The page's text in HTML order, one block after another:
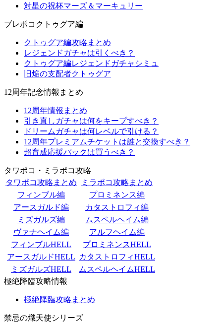
対星の祝杯マーズ＆マーキュリー
ブレポコクトゥグア編
クトゥグア編攻略まとめ
レジェンドガチャは引くべき？
クトゥグア編レジェンドガチャシミュ
旧焔の支配者クトゥグア
12周年記念情報まとめ
12周年情報まとめ
引き直しガチャは何をキープすべき？
ドリームガチャは何レベルで引ける？
12周年プレミアムチケットは誰と交換すべき？
超育成応援パックは買うべき？
タワポコ・ミラポコ攻略
タワポコ攻略まとめ
ミラポコ攻略まとめ
フィンブル編
プロミネンス編
アースガルド編
カタストロフィ編
ミズガルズ編
ムスペルヘイム編
ヴァナヘイム編
アルフヘイム編
フィンブルHELL
プロミネンスHELL
アースガルドHELL カタストロフィHELL
ミズガルズHELL
ムスペルヘイムHELL
極絶降臨攻略情報
極絶降臨攻略まとめ
禁忌の熾天使シリーズ